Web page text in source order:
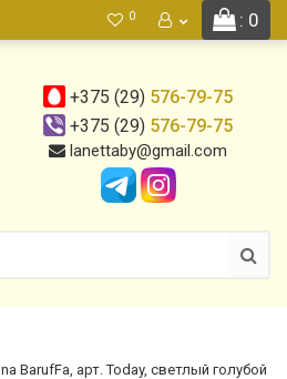
: 0
0
+375 (29) 576-79-75
+375 (29) 576-79-75
lanettaby@gmail.com
BarufFa, арт. Today, светлый голубой